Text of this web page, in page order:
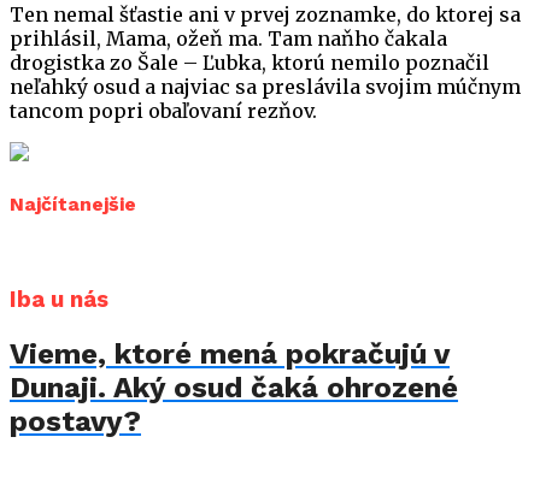
Ten nemal šťastie ani v prvej zoznamke, do ktorej sa
prihlásil, Mama, ožeň ma. Tam naňho čakala
drogistka zo Šale – Ľubka, ktorú nemilo poznačil
neľahký osud a najviac sa preslávila svojim múčnym
tancom popri obaľovaní rezňov.
Najčítanejšie
Iba u nás
Vieme, ktoré mená pokračujú v
Dunaji. Aký osud čaká ohrozené
postavy?